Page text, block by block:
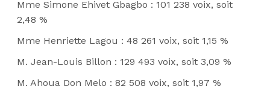
Mme Simone Ehivet Gbagbo : 101 238 voix, soit
2,48 %
Mme Henriette Lagou : 48 261 voix, soit 1,15 %
M. Jean-Louis Billon : 129 493 voix, soit 3,09 %
M. Ahoua Don Melo : 82 508 voix, soit 1,97 %